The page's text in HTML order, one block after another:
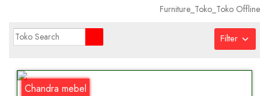
Filter
Chandra mebel